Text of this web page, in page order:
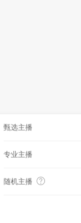
甄选主播
专业主播
随机主播